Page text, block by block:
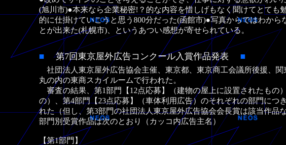
(旭川市)●本来なら企業秘密!？的な内容を惜しげもなく聞けてとて
的に仕掛けていこうと思う800分だった(函館市)●写真からではわか
とが出来た(札幌市)、というあつい感想が寄せられている。
■ 第7回東京屋外広告コンクール入賞作品発表 ■
社団法人東京屋外広告協会主催、東京都、東京商工会議所後援、
丸の内の東商スカイルームで行われた。
審査の結果、第1部門【12点応募】（建物の屋上に設置されたもの
の）、第4部門【23点応募】（車体利用広告）のそれぞれの部門に
れた（但し、第3部門の社団法人東京屋外広告協会会長賞は該当作品
部門別受賞作品は次のとおり（カッコ内広告主名）
【第1部門】